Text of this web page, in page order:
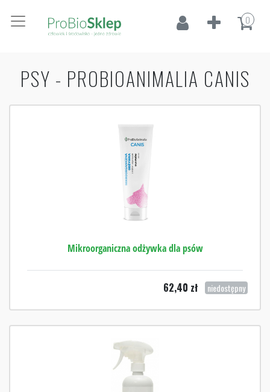
0
PSY - PROBIOANIMALIA CANIS
Mikroorganiczna odżywka dla psów
62,40 zł niedostępny